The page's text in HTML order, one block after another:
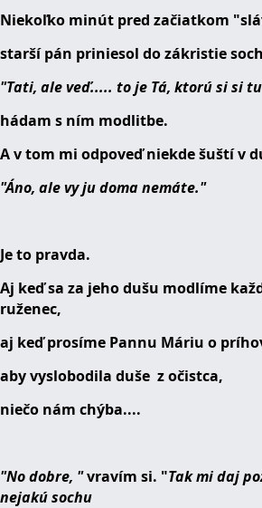
Niekoľko minút pred začiatkom
starší pán priniesol do zákristie
"Tati, ale veď..... to je Tá, ktorú si si
hádam s ním modlitbe.
A v tom mi odpoveď niekde šuští v
"Áno, ale vy ju doma nemáte."
Je to pravda.
Aj keď sa za jeho dušu modlíme
ruženec,
aj keď prosíme Pannu Máriu o
aby vyslobodila duše z očistca,
niečo nám chýba....
"No dobre, "vravím si. "Tak mi daj
nejakú sochu